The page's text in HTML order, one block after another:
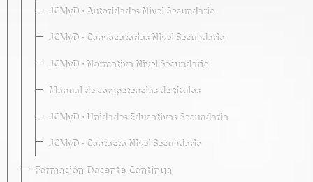
JCMyD · Autoridades Nivel Secundario
JCMyD · Convocatorias Nivel Secundario
JCMyD · Normativa Nivel Secundario
Manual de competencias de títulos
JCMyD · Unidades Educativas Secundaria
JCMyD · Contacto Nivel Secundario
Formación Docente Continua